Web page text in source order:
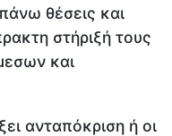
θέσεις και
στήριξή τους
και
ανταπόκριση ή οι